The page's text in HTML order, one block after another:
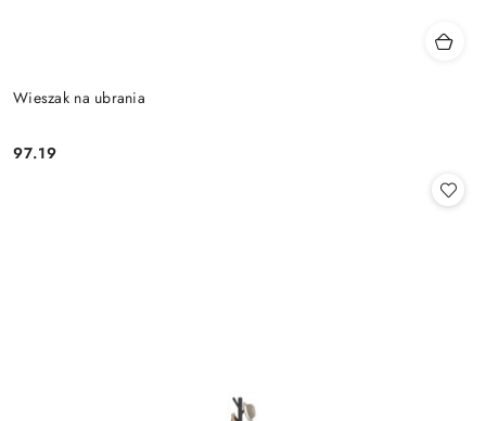
Wieszak na ubrania
Cena:
97.19